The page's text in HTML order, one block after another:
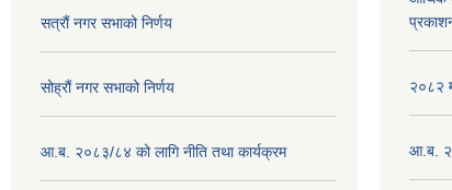
सत्रौं नगर सभाको निर्णय
सोह्रौं नगर सभाको निर्णय
आ.ब. २०८३/८४ को लागि नीति तथा कार्यक्रम
२०८२
आ.ब.